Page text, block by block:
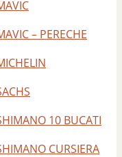
– PERECHE
10 BUCATI
CURSIERA